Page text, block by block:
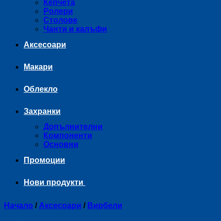
Кепчета
Ролери
Столове
Чанти и калъфи
Аксесоари
Макари
Облекло
Захранки
Допълнителни
Компоненти
Основни
Промоции
Нови продукти
Начало / Аксесоари / Вирбели